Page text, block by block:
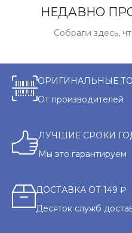
НЕДАВНО
Собрали здесь,
ОРИГИНАЛЬНЫЕ
От производителей
ЛУЧШИЕ СРОКИ
Мы это гарантируем
ДОСТАВКА ОТ 149 ₽
Десяток служб